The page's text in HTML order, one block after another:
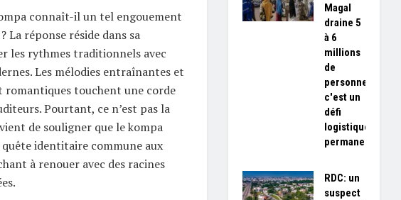
connaît-il un tel engouement
La réponse réside dans sa
les rythmes traditionnels avec
Les mélodies entraînantes et
romantiques touchent une corde
Pourtant, ce n’est pas la
de souligner que le kompa
quête identitaire commune aux
à renouer avec des racines
Magal
draine 5
à 6
millions
de
personnes,
c'est un
défi
logistique
permanent»
RDC: un
suspect